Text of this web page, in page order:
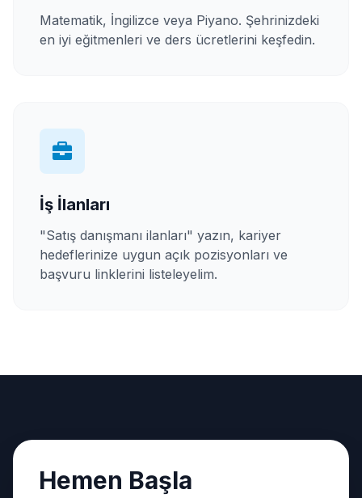
Matematik, İngilizce veya Piyano. Şehrinizdeki
en iyi eğitmenleri ve ders ücretlerini keşfedin.
İş İlanları
"Satış danışmanı ilanları" yazın, kariyer
hedeflerinize uygun açık pozisyonları ve
başvuru linklerini listeleyelim.
Hemen Başla